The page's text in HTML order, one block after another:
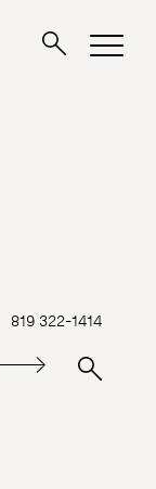
819 322-1414